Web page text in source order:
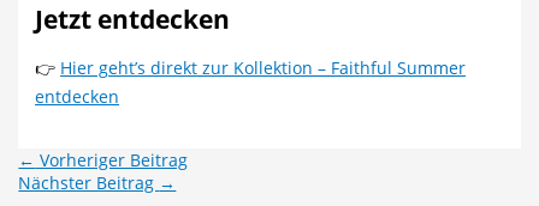
Jetzt entdecken
👉 Hier geht’s direkt zur Kollektion – Faithful Summer
entdecken
← Vorheriger Beitrag
Nächster Beitrag →